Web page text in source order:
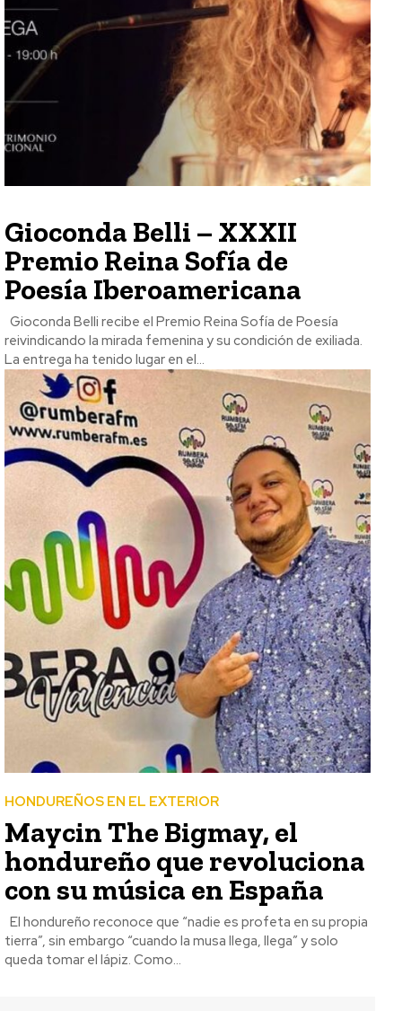
Gioconda Belli – XXXII
Premio Reina Sofía de
Poesía Iberoamericana
reivindicando la mirada femenina y su condición de exiliada.
La entrega ha tenido lugar en el...
HONDUREÑOS EN EL EXTERIOR
Maycin The Bigmay, el
hondureño que revoluciona
con su música en España
tierra”, sin embargo “cuando la musa llega, llega” y solo
queda tomar el lápiz. Como...